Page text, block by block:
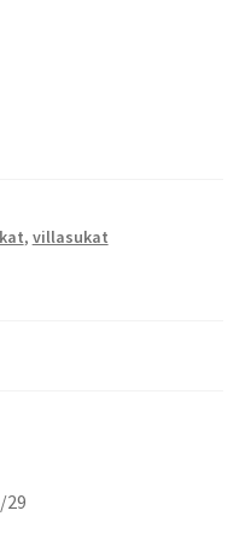
, villasukat
29